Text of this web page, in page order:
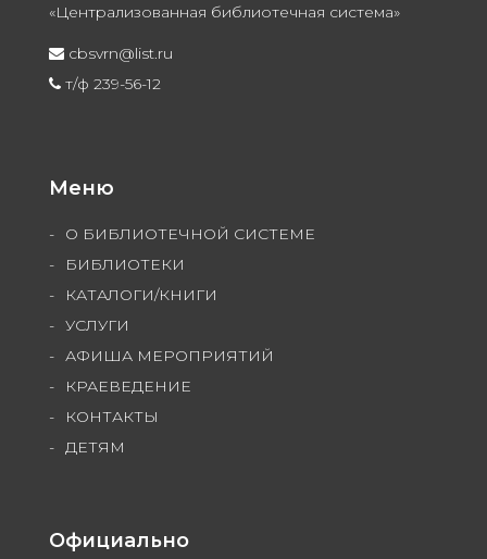
«Централизованная библиотечная система»
cbsvrn@list.ru
т/ф 239-56-12
Меню
О БИБЛИОТЕЧНОЙ СИСТЕМЕ
БИБЛИОТЕКИ
КАТАЛОГИ/КНИГИ
УСЛУГИ
АФИША МЕРОПРИЯТИЙ
КРАЕВЕДЕНИЕ
КОНТАКТЫ
ДЕТЯМ
Официально